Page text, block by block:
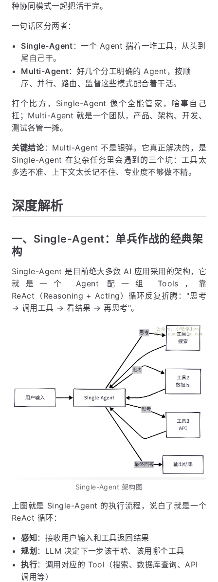
种协同模式一起把活干完。
一句话区分两者：
Single-Agent ：一个 Agent 揣着一堆工具，从头到
尾自己干。
Multi-Agent：好几个分工明确的 Agent，按顺
序、并行、路由、监督这些模式配合着干活。
打个比方，Single-Agent 像个全能管家，啥事自己
扛；Multi-Agent 就是一个团队，产品、架构、开发、
测试各管一摊。
关键结论：Multi-Agent 不是银弹。它真正解决的，是
Single-Agent 在复杂任务里会遇到的三个坑：工具太
多选不准、上下文太长记不住、专业度不够做不精。
深度解析
一、Single-Agent：单兵作战的经典架
构
Single-Agent 是目前绝大多数 AI 应用采用的架构，它
就是一个 Agent 配一组 Tools，靠
ReAct（Reasoning + Acting）循环反复折腾："思考
→ 调用工具 → 看结果 → 再思考"。
Single-Agent 架构图
上图就是 Single-Agent 的执行流程，说白了就是一个
ReAct 循环：
感知：接收用户输入和工具返回结果
规划 ：LLM 决定下一步该干啥、该用哪个工具
执行：调用对应的 Tool（搜索、数据库查询、API
调用等）